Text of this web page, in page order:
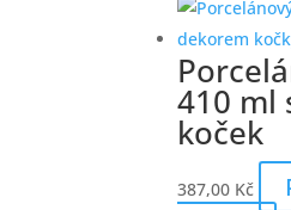
410 ml
koček
387,00 Kč